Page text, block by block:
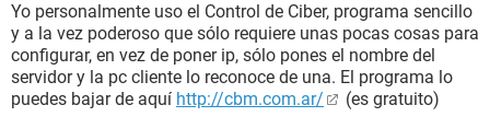
Yo personalmente uso el Control de Ciber, programa sencillo
y a la vez poderoso que sólo requiere unas pocas cosas para
configurar, en vez de poner ip, sólo pones el nombre del
servidor y la pc cliente lo reconoce de una. El programa lo
puedes bajar de aquí http://cbm.com.ar/ (es gratuito)